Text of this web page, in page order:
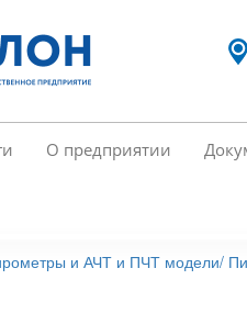
О предприятии
и АЧТ и ПЧТ модели/